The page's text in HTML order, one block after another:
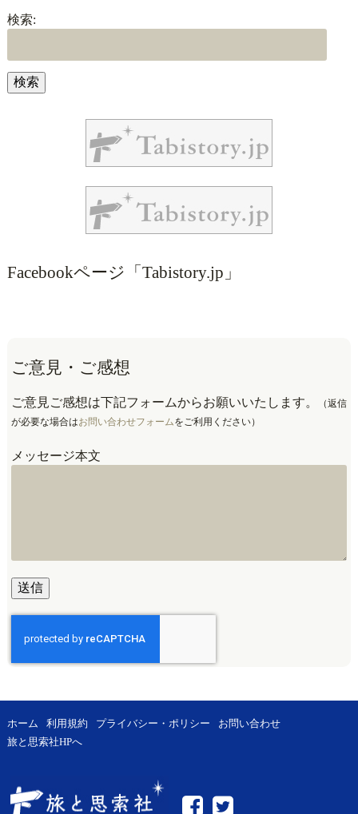
検索:
Facebookページ「Tabistory.jp」
ご意見・ご感想
ご意見ご感想は下記フォームからお願いいたします。
（返信
が必要な場合はお問い合わせフォームをご利用ください）
メッセージ本文
ホーム 利用規約 プライバシー・ポリシー
お問い合わせ
旅と思索社HPへ